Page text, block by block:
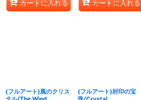
カートに入れる カートに入れる
(フルアート)風のクリス
(フルアート)封印の宝